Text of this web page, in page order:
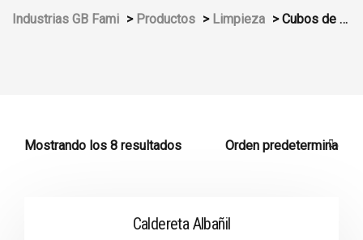
Industrias GB Fami > Productos > Limpieza >Cubos de Plástico
Mostrando los 8 resultados
Caldereta Albañil